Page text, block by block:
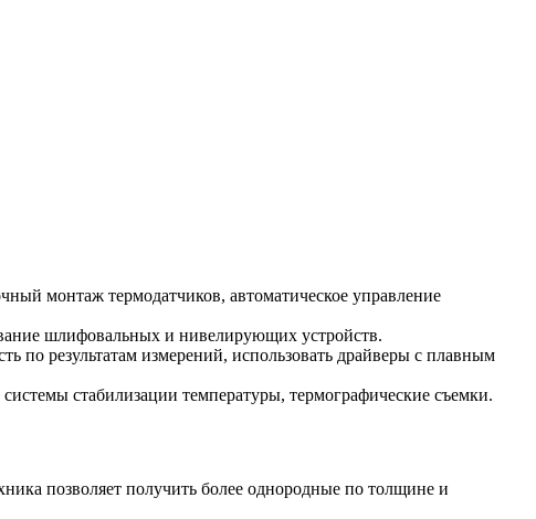
монтаж термодатчиков, автоматическое управление
шлифовальных и нивелирующих устройств.
по результатам измерений, использовать драйверы с плавным
стабилизации температуры, термографические съемки.
позволяет получить более однородные по толщине и